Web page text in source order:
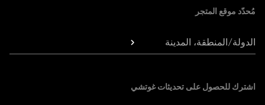
مُحدّد موقع المتجر
الدولة/المنطقة، المدينة
اشترك للحصول على تحديثات غوتشي